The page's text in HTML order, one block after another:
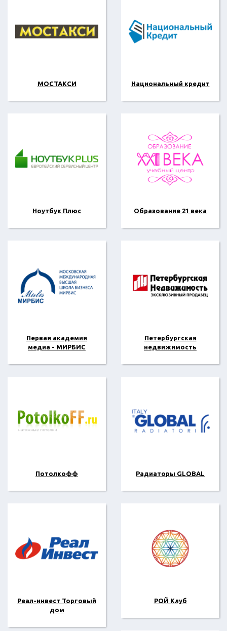
МОСТАКСИ Национальный кредит
Ноутбук Плюс Образование 21 века
Первая академия
медиа - МИРБИС
Петербургская
недвижимость
Потолкофф Радиаторы GLOBAL
Реал-инвест Торговый
дом
РОЙ Клуб